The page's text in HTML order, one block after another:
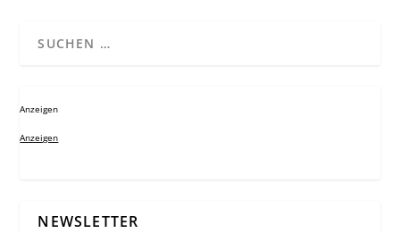
Anzeigen
Anzeigen
NEWSLETTER